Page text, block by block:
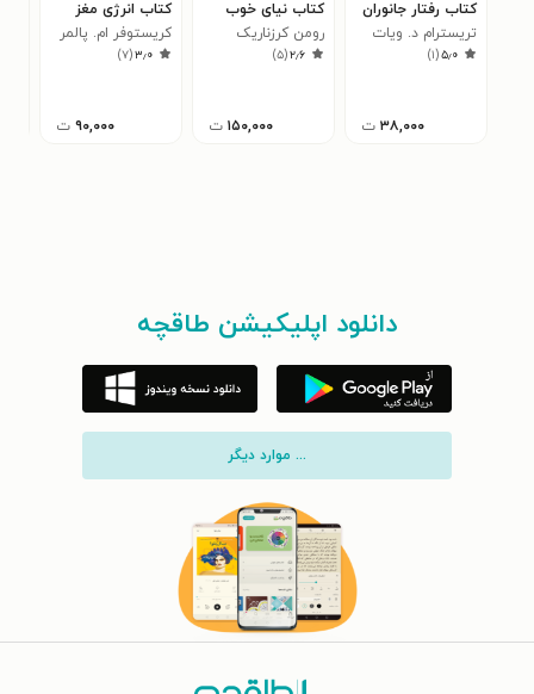
کتاب رفتار جانوران
تریسترام د. ویات
۵٫۰(۱)
۳۸,۰۰۰ ت
کتاب نیای خوب
رومن کرزناریک
۲٫۶(۵)
۱۵۰,۰۰۰ ت
کتاب انرژی مغز
کریستوفر ام. پالمر
۳٫۰(۷)
۹۰,۰۰۰ ت
دانلود اپلیکیشن طاقچه
... موارد دیگر